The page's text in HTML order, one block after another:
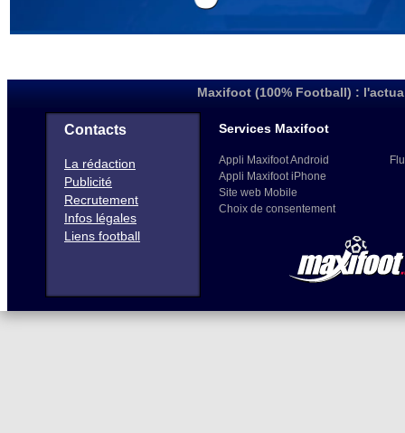
Maxifoot (100% Football) :
Contacts
La rédaction
Publicité
Recrutement
Infos légales
Liens football
Services Maxifoot
Appli Maxifoot Android
Appli Maxifoot iPhone
Site web Mobile
Choix de consentement